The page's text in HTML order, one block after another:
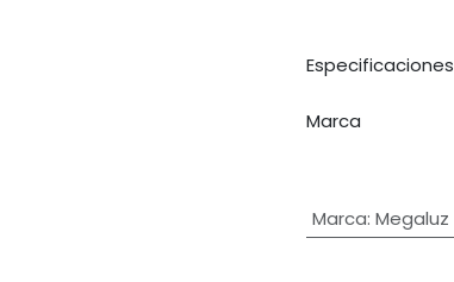
Especificaciones
Marca
Marca: Megaluz